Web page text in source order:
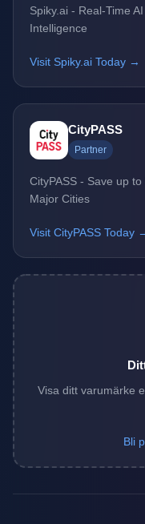
Spiky.ai - Real-Time
Intelligence
Visit Spiky.ai Today →
CityPASS
Partner
CityPASS - Save up
Major Cities
Visit CityPASS Today
Visa ditt varumärke
Bli